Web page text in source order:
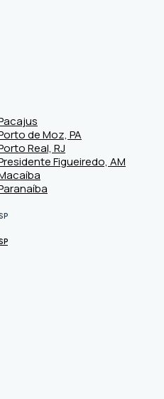
de Moz, PA
Real, RJ
Figueiredo, AM